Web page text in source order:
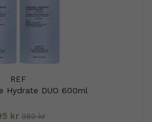
REF
Hydrate DUO 600ml
kr 980 kr